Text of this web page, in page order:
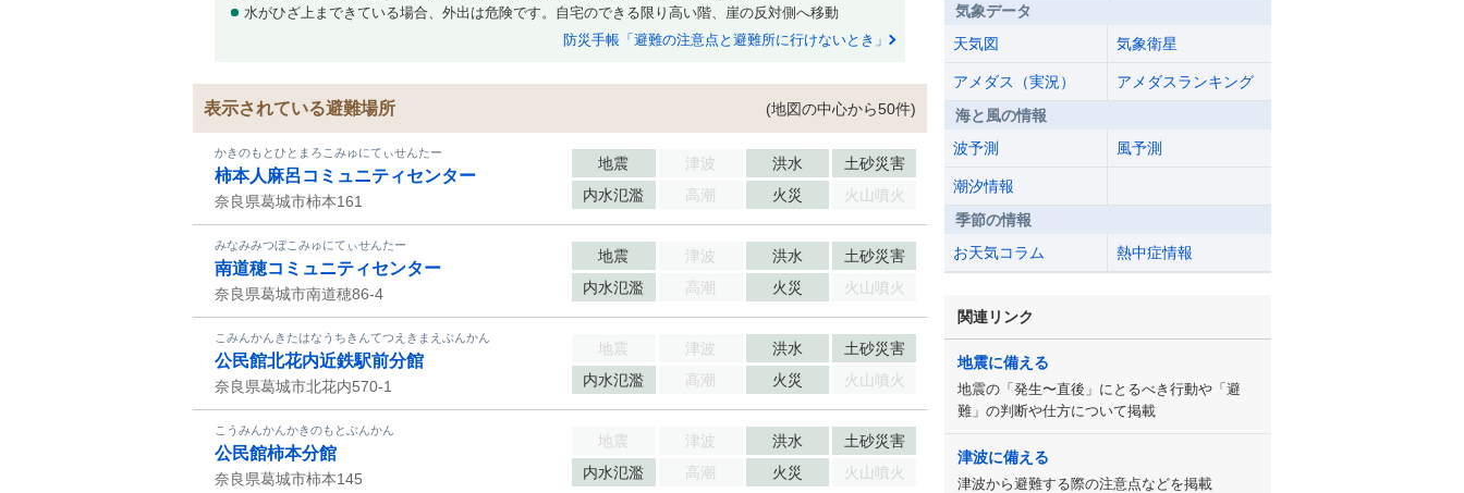
水がひざ上まできている場合、外出は危険です。自宅のできる限り高い階、崖の反対側へ移動
防災手帳「避難の注意点と避難所に行けないとき」
表示されている避難場所 (地図の中心から50件)
かきのもとひとまろこみゅにてぃせんたー
柿本人麻呂コミュニティセンター
奈良県葛城市柿本161
地震 津波 洪水
土砂災害
内水氾濫
高潮 火災 火山噴火
みなみみつぼこみゅにてぃせんたー
南道穂コミュニティセンター
奈良県葛城市南道穂86-4
地震 津波 洪水
土砂災害
内水氾濫
高潮 火災 火山噴火
こみんかんきたはなうちきんてつえきまえぶんかん
公民館北花内近鉄駅前分館
奈良県葛城市北花内570-1
地震 津波 洪水
土砂災害
内水氾濫
高潮 火災 火山噴火
こうみんかんかきのもとぶんかん
公民館柿本分館
奈良県葛城市柿本145
地震 津波 洪水
土砂災害
内水氾濫
高潮 火災 火山噴火
気象データ
天気図
気象衛星
アメダス（実況）
アメダスランキング
海と風の情報
波予測
風予測
潮汐情報
季節の情報
お天気コラム
熱中症情報
関連リンク
地震に備える
地震の「発生〜直後」にとるべき行動や「避
難」の判断や仕方について掲載
津波に備える
津波から避難する際の注意点などを掲載